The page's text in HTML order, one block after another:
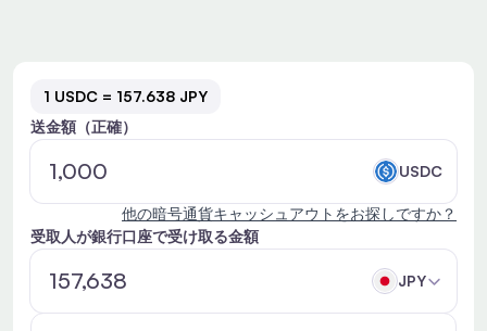
1 USDC = 157.638 JPY
送金額（正確）
USDC
他の暗号通貨キャッシュアウトをお探しですか？
受取人が銀行口座で受け取る金額
JPY